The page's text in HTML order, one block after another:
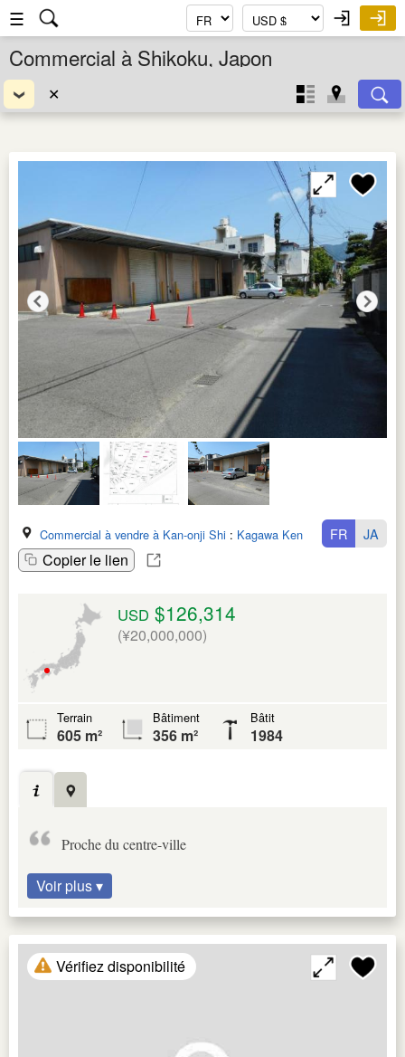
☰
Commercial à Shikoku, Japon
✕
Commercial à vendre à Kan-onji Shi : Kagawa Ken
Copier le lien
FR JA
USD $126,314
(¥20,000,000)
Terrain
605 m²
Bâtiment
356 m²
Bâtit
1984
Proche du centre-ville
Voir plus ▾
Vérifiez disponibilité